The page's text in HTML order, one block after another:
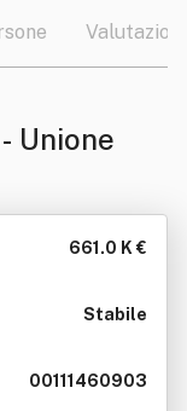
Valutazioni
Unione
661.0 K €
Stabile
00111460903